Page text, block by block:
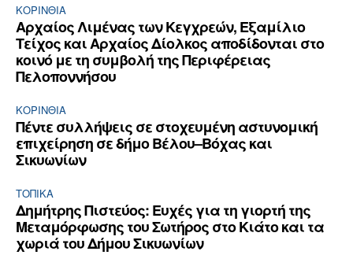
ΚΟΡΙΝΘΊΑ
Αρχαίος Λιμένας των Κεγχρεών, Εξαμίλιο
Τείχος και Aρχαίος Δίολκος αποδίδονται στο
κοινό με τη συμβολή της Περιφέρειας
Πελοποννήσου
ΚΟΡΙΝΘΊΑ
Πέντε συλλήψεις σε στοχευμένη αστυνομική
επιχείρηση σε δήμο Βέλου–Βόχας και
Σικυωνίων
ΤΟΠΙΚΑ
Δημήτρης Πιστεύος: Ευχές για τη γιορτή της
Μεταμόρφωσης του Σωτήρος στο Κιάτο και τα
χωριά του Δήμου Σικυωνίων